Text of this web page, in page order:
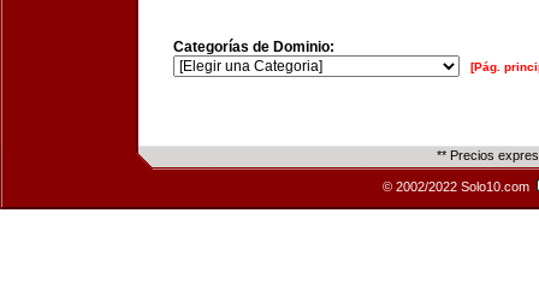
Categorías de Dominio:
[Pág.
** Precios
© 2002/2022 Solo10.com